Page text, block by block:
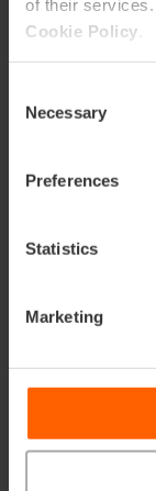
of their
Cookie Policy
Selection
Necessary
Preferences
Statistics
Marketing
Biglietti
delle Arti e
10%